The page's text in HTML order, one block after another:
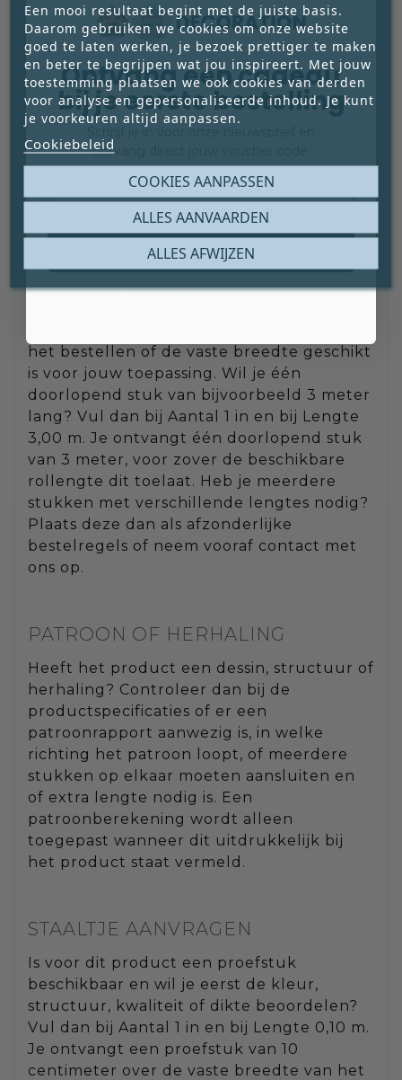
Lengte: vul de gewenste lengte per stuk
in. De ingevulde lengte geldt voor ieder
afzonderlijk stuk. Wil je bijvoorbeeld 2
stukken van elk 1,50 meter lang? Vul dan
bij Aantal 2 in en bij Lengte 1,50 m. Je
ontvangt twee afzonderlijke stukken van
elk 1,50 meter lang. De totale bestelde
lengte is in dit voorbeeld 3 meter.
VASTE BREEDTE EN
DOORLOPENDE LENGTE
Dit product wordt geleverd met een vaste
het bestellen of de vaste breedte geschikt
is voor jouw toepassing. Wil je één
doorlopend stuk van bijvoorbeeld 3 meter
lang? Vul dan bij Aantal 1 in en bij Lengte
3,00 m. Je ontvangt één doorlopend stuk
van 3 meter, voor zover de beschikbare
rollengte dit toelaat. Heb je meerdere
stukken met verschillende lengtes nodig?
Plaats deze dan als afzonderlijke
bestelregels of neem vooraf contact met
ons op.
PATROON OF HERHALING
Heeft het product een dessin, structuur of
herhaling? Controleer dan bij de
productspecificaties of er een
patroonrapport aanwezig is, in welke
richting het patroon loopt, of meerdere
stukken op elkaar moeten aansluiten en
of extra lengte nodig is. Een
patroonberekening wordt alleen
toegepast wanneer dit uitdrukkelijk bij
het product staat vermeld.
STAALTJE AANVRAGEN
Is voor dit product een proefstuk
beschikbaar en wil je eerst de kleur,
structuur, kwaliteit of dikte beoordelen?
Vul dan bij Aantal 1 in en bij Lengte 0,10 m.
Je ontvangt een proefstuk van 10
centimeter over de vaste breedte van het
Een mooi resultaat begint met de juiste basis.
Daarom gebruiken we cookies om onze website
goed te laten werken, je bezoek prettiger te maken
en beter te begrijpen wat jou inspireert. Met jouw
toestemming plaatsen we ook cookies van derden
voor analyse en gepersonaliseerde inhoud. Je kunt
je voorkeuren altijd aanpassen.
Cookiebeleid
COOKIES AANPASSEN
ALLES AFWIJZEN
ALLES AANVAARDEN
Ontvang een cadeau
bij je eerste bestelling
ontvang direct jouw voucher code.
Claim mijn gratis cadeau